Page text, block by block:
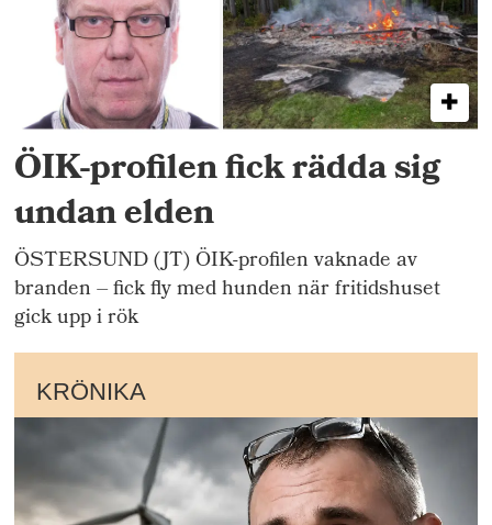
ÖIK-profilen fick rädda sig
undan elden
ÖSTERSUND (JT) ÖIK-profilen vaknade av
branden – fick fly med hunden när fritidshuset
gick upp i rök
KRÖNIKA